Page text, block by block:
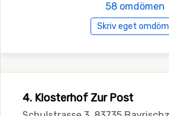
58 omdömen
Skriv eget
4. Klosterhof Zur Post